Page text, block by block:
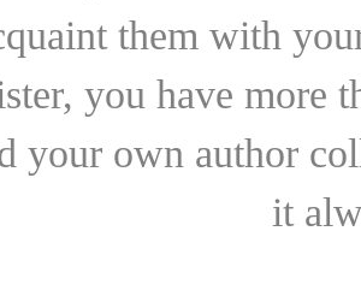
them with
you have more
your own author
it